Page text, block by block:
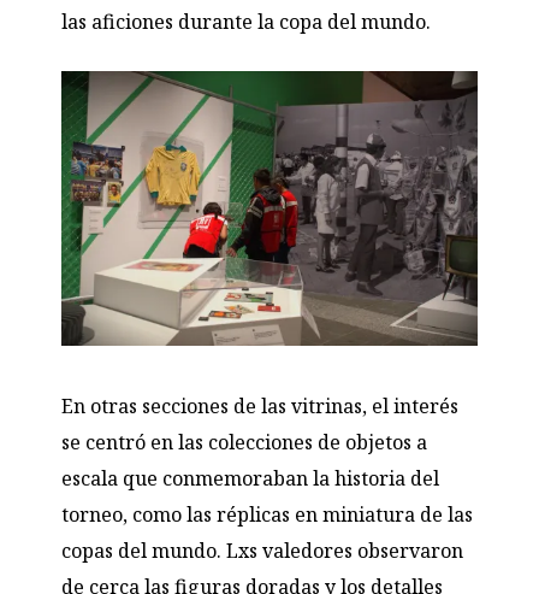
las aficiones durante la copa del mundo.
En otras secciones de las vitrinas, el interés
se centró en las colecciones de objetos a
escala que conmemoraban la historia del
torneo, como las réplicas en miniatura de las
copas del mundo. Lxs valedores observaron
de cerca las figuras doradas y los detalles